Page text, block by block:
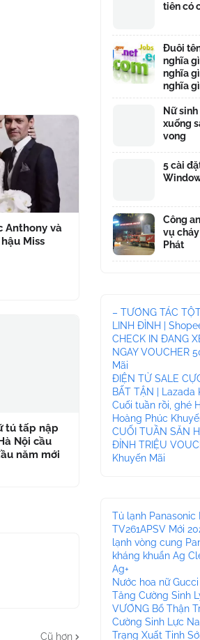
Anthony và
Miss
tú tấp nập
Nội cầu
năm mới
Cũ hơn
tiên có
Đuôi
nghĩa
nghĩa
nghĩa
Nữ
xuống
vong
5 cài
Công
vụ cháy
Phát
– TƯƠNG TÁC
LINH ĐÌNH |
CHECK IN ĐANG
NGAY VOUCHER
Mãi
ĐIỆN TỬ SALE
BẤT TẬN | Lazada
Cuối tuần rồi, ghé
Hoàng Phúc
CUỐI TUẦN SĂN
ĐỈNH TRIỆU
Khuyến Mãi
Tủ lạnh Panasonic
TV261APSV Mới
lạnh vòng cung
kháng khuẩn Ag
Ag+
Nước hoa nữ
Tăng Cường Sinh
VƯƠNG Bổ Thận
Cường Sinh Lực
Trạng Xuất Tinh